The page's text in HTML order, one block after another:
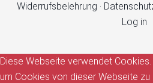
Widerrufsbelehrung ·
Log in
Diese Webseite verwendet Cookies.
um Cookies von dieser Webseite zu